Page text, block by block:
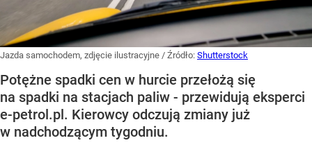
Jazda samochodem, zdjęcie ilustracyjne / Źródło: Shutterstock
Potężne spadki cen w hurcie przełożą się
na spadki na stacjach paliw - przewidują eksperci
e-petrol.pl. Kierowcy odczują zmiany już
w nadchodzącym tygodniu.